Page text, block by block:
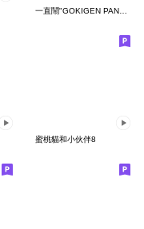
一直鬧"GOKIGEN PANDA" 台灣版
蜜桃貓和小伙伴8